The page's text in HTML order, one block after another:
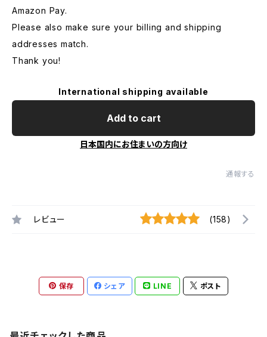
Amazon Pay.
Please also make sure your billing and shipping
addresses match.
Thank you!
International shipping available
Add to cart
日本国内にお住まいの方向け
通報する
レビュー (158)
保存 シェア LINE ポスト